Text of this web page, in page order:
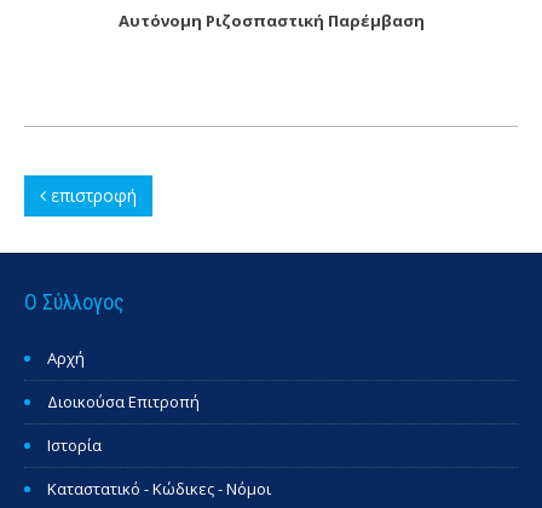
Αυτόνομη Ριζοσπαστική Παρέμβαση
επιστροφή
Ο Σύλλογος
Αρχή
Διοικούσα Επιτροπή
Ιστορία
Καταστατικό - Κώδικες - Νόμοι